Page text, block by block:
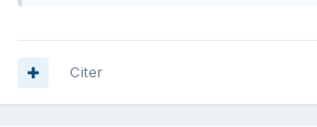
Citer